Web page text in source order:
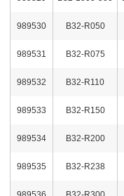
989530 B32-R050
989531 B32-R075
989532 B32-R110
989533 B32-R150
989534 B32-R200
989535 B32-R238